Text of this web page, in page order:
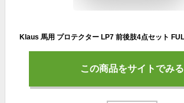
この商品をサイトでみる